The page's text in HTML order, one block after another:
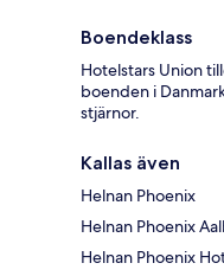
Boendeklass
Hotelstars Union
boenden i
stjärnor.
Kallas även
Helnan Phoenix
Helnan Phoenix
Helnan Phoenix